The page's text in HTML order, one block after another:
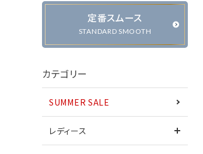
カーディガン・ベスト ジャケッ
パンツ
ワンピース
定番スムース
STANDARD SMOOTH
カテゴリー
SUMMER SALE
レディース